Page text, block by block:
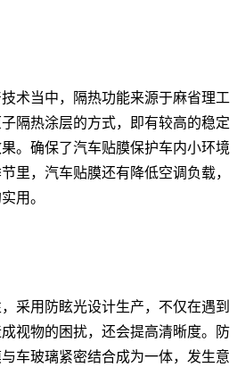
术当中，隔热功能来源于麻省理工
隔热涂层的方式，即有较高的稳定
。确保了汽车贴膜保护车内小环境
里，汽车贴膜还有降低空调负载，
用。
采用防眩光设计生产，不仅在遇到
视物的困扰，还会提高清晰度。防
车玻璃紧密结合成为一体，发生意